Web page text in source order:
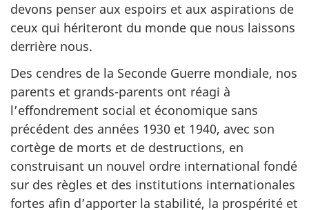
devons penser aux espoirs et aux aspirations de
ceux qui hériteront du monde que nous laissons
derrière nous.
Des cendres de la Seconde Guerre mondiale, nos
parents et grands-parents ont réagi à
l’effondrement social et économique sans
précédent des années 1930 et 1940, avec son
cortège de morts et de destructions, en
construisant un nouvel ordre international fondé
sur des règles et des institutions internationales
fortes afin d’apporter la stabilité, la prospérité et